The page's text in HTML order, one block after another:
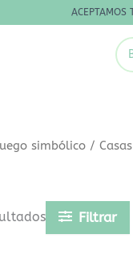
ACEPTAMOS
simbólico /
Filtrar